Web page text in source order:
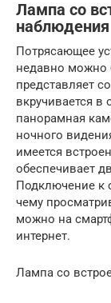
Лампа со
наблюдения
Потрясающее
недавно можно
представляет
вкручивается
панорамная
ночного
имеется
обеспечивает
Подключение к
чему
можно на
интернет.
Лампа со